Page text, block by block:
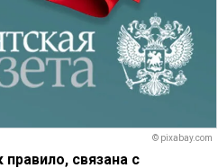
© pixabay.com
связана с